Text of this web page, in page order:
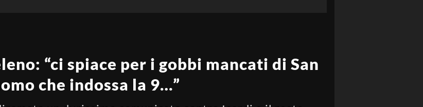
“ci spiace per i gobbi mancati di San
che indossa la 9…”